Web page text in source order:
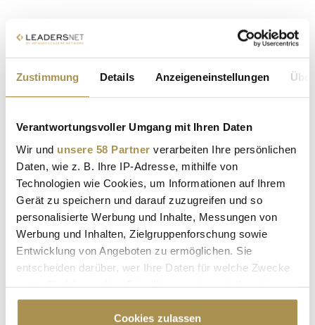
Zustimmung Details Anzeigeneinstellungen
Verantwortungsvoller Umgang mit Ihren Daten
Wir und unsere 58 Partner verarbeiten Ihre persönlichen
Daten, wie z. B. Ihre IP-Adresse, mithilfe von
Technologien wie Cookies, um Informationen auf Ihrem
Gerät zu speichern und darauf zuzugreifen und so
personalisierte Werbung und Inhalte, Messungen von
Werbung und Inhalten, Zielgruppenforschung sowie
Entwicklung von Angeboten zu ermöglichen. Sie
entscheiden darüber, wer Ihre Daten für welche Zwecke
Cookie-Erklärung oder durch Klicken auf das Privacy
Trigger Symbol ändern oder widerrufen
Cookies zulassen